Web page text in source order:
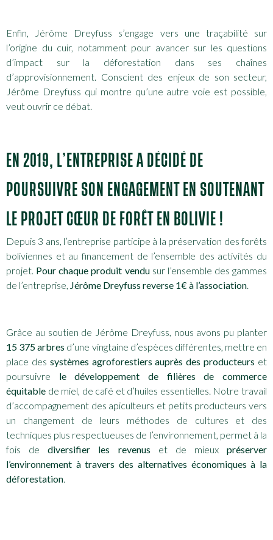
Enfin, Jérôme Dreyfuss s’engage vers une traçabilité sur
l’origine du cuir, notamment pour avancer sur les questions
d’impact sur la déforestation dans ses chaînes
d’approvisionnement. Conscient des enjeux de son secteur,
Jérôme Dreyfuss qui montre qu’une autre voie est possible,
veut ouvrir ce débat.
EN 2019, L’ENTREPRISE A DÉCIDÉ DE
POURSUIVRE SON ENGAGEMENT EN SOUTENANT
LE PROJET CŒUR DE FORÊT EN BOLIVIE !
Depuis 3 ans, l’entreprise participe à la préservation des forêts
boliviennes et au financement de l’ensemble des activités du
projet. Pour chaque produit vendusur l’ensemble des gammes
de l’entreprise, Jérôme Dreyfuss reverse 1€ à l’association.
Grâce au soutien de Jérôme Dreyfuss, nous avons pu planter
15 375 arbres d’une vingtaine d’espèces différentes, mettre en
place des systèmes agroforestiers auprès des producteurs et
poursuivre le développement de filières de commerce
équitable de miel, de café et d’huiles essentielles. Notre travail
d’accompagnement des apiculteurs et petits producteurs vers
un changement de leurs méthodes de cultures et des
techniques plus respectueuses de l’environnement, permet à la
fois dediversifier les revenus et de mieux préserver
l’environnement à travers des alternatives économiques à la
déforestation.